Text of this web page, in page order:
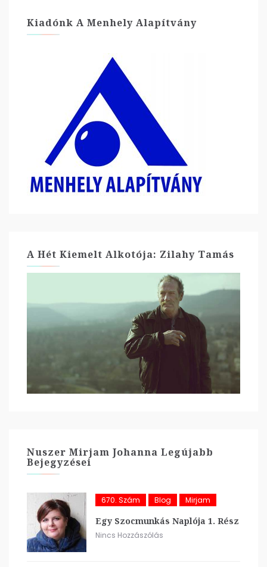
Kiadónk A Menhely Alapítvány
A Hét Kiemelt Alkotója: Zilahy Tamás
Nuszer Mirjam Johanna Legújabb
Bejegyzései
670. Szám Blog Mirjam
Egy Szocmunkás Naplója 1. Rész
Nincs Hozzászólás